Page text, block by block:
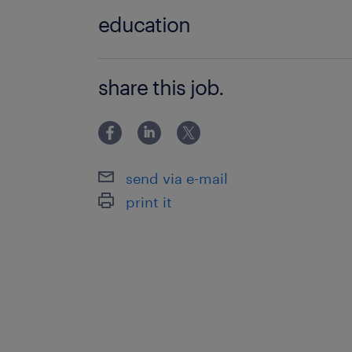
offrant une gamme complète de
education
share this job.
send via e-mail
print it